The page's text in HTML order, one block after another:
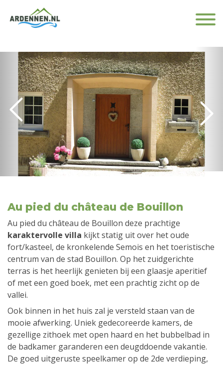
Au pied du château de Bouillon
Au pied du château de Bouillon deze prachtige
karaktervolle villa kijkt statig uit over het oude
fort/kasteel, de kronkelende Semois en het toeristische
centrum van de stad Bouillon. Op het zuidgerichte
terras is het heerlijk genieten bij een glaasje aperitief
of met een goed boek, met een prachtig zicht op de
vallei.
Ook binnen in het huis zal je versteld staan van de
mooie afwerking. Uniek gedecoreerde kamers, de
gezellige zithoek met open haard en het bubbelbad in
de badkamer garanderen een deugddoende vakantie.
De goed uitgeruste speelkamer op de 2de verdieping,